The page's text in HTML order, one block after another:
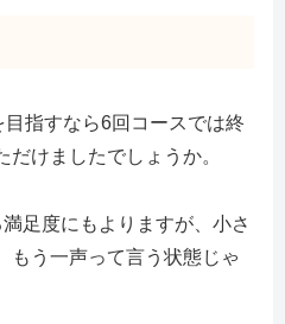
指すなら6回コースでは終
けましたでしょうか。
足度にもよりますが、小さ
もう一声って言う状態じゃ